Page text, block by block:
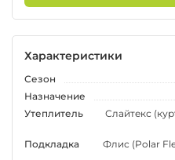
Характеристики
Сезон
Назначение
Утеплитель
Слайтекс
Подкладка
Флис (Polar